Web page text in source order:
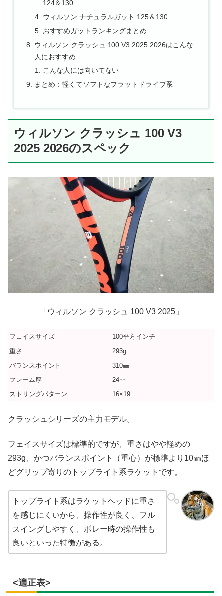
124＆130
ウィルソン ナチュラルガット 125＆130
おすすめガットランキングまとめ
ウィルソン クラッシュ 100 V3 2025 2026はこんな
人におすすめ
こんな人には向いてない
まとめ：軽くてソフトなフラットドライブ系
ウィルソン クラッシュ 100 V3
2025 2026のスペック
「ウィルソン クラッシュ 100 V3 2025」
フェイスサイズ
100平方インチ
重さ
293g
バランスポイント
310㎜
フレーム厚
24㎜
ストリングパターン
16×19
クラッシュシリーズの主力モデル。
フェイスサイズは標準的ですが、重さはやや軽めの
293g、かつバランスポイント（重心）が標準より10㎜ほ
どグリップ寄りのトップライト系ラケットです。
トップライト系はラケットヘッドに重さ
を感じにくいから、操作性が良く、フル
スイングしやすく、ボレー時の操作性も
良いといった特徴がある。
<適正表>